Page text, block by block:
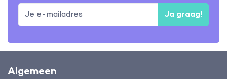
Ja graag!
Algemeen